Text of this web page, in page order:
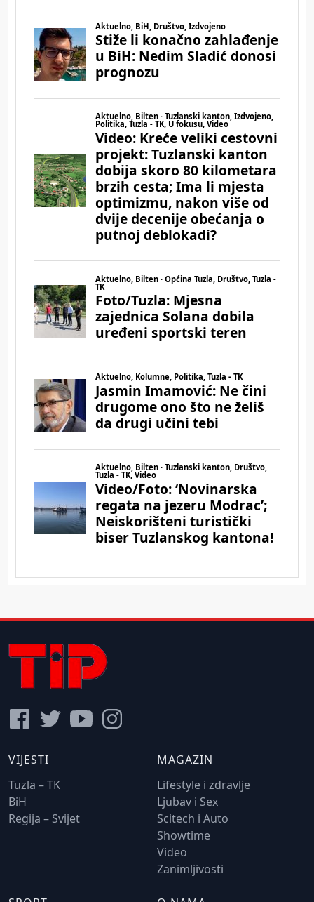
VIJESTI
Tuzla – TK
BiH
Regija – Svijet
MAGAZIN
Lifestyle i zdravlje
Ljubav i Sex
Scitech i Auto
Showtime
Video
Zanimljivosti